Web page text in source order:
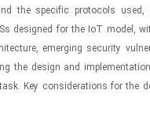
the specific protocols
designed for the IoT model,
emerging security
the design and
Key considerations for the